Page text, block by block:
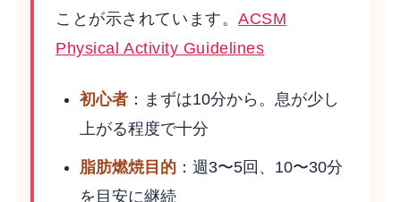
ことが示されています。ACSM
Physical Activity Guidelines
初心者 ：まずは10分から。息が少し
上がる程度で十分
脂肪燃焼目的 ：週3〜5回、10〜30分
を目安に継続